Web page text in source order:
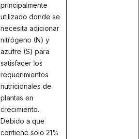
principalmente
utilizado donde se
necesita adicionar
nitrógeno (N) y
azufre (S) para
satisfacer los
requerimientos
nutricionales de
plantas en
crecimiento.
Debido a que
contiene solo 21%